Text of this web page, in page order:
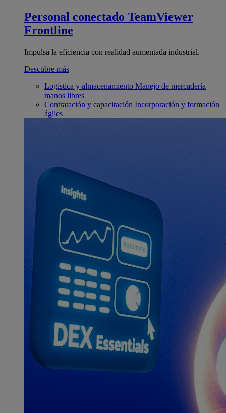
Personal conectado TeamViewer
Frontline
Impulsa la eficiencia con realidad aumentada industrial.
Descubre más
Logística y almacenamiento Manejo de mercadería
manos libres
Contratación y capacitación Incorporación y formación
ágiles